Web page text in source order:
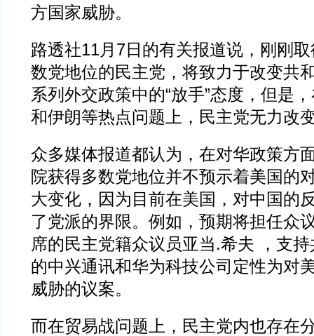
方国家威胁。
路透社11月7日的有关报道说，刚刚
数党地位的民主党，将致力于改变共
系列外交政策中的“放手”态度，但是
和伊朗等热点问题上，民主党无力改
众多媒体报道都认为，在对华政策方
院获得多数党地位并不预示着美国的
大变化，因为目前在美国，对中国的
了党派的界限。例如，预期将担任众
席的民主党籍众议员亚当.希夫 ，支
的中兴通讯和华为科技公司定性为对
威胁的议案。
而在贸易战问题上，民主党内也存在